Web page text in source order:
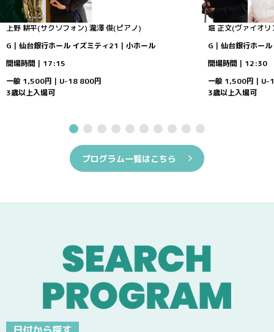
上野 耕平(サクソフォン) 瀧澤 俊(ピアノ)
開場時間｜17:15
一般 1,500円｜U-18 800円
3歳以上入場可
G｜仙台銀行ホール イズミティ21｜小ホール
堀 正文(ヴァイオリ
開場時間｜12:30
一般 1,500円｜U-
3歳以上入場可
G｜仙台銀行ホー
プログラム一覧はこちら